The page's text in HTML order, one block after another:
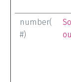
number(
#)